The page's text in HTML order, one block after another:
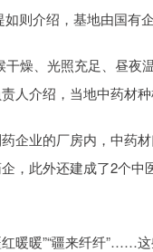
如则介绍，基地由国有
干燥、光照充足、昼夜
人介绍，当地中药材
企业的厂房内，中药
，此外还建成了2个
红暖暖”“疆来纤纤”……